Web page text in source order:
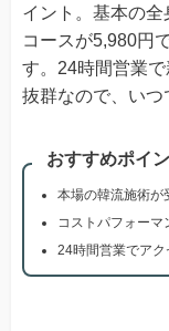
イント。基本の
コースが5,980円
す。24時間営業
抜群なので、いつ
おすすめポイン
本場の韓流施術が
コストパフォーマ
24時間営業でア